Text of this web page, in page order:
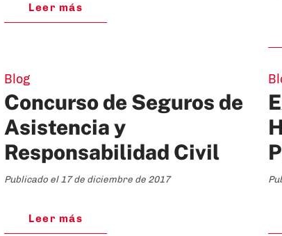
Leer más
Blog
Concurso de Seguros de
Asistencia y
Responsabilidad Civil
Publicado el 17 de diciembre de 2017
Leer más